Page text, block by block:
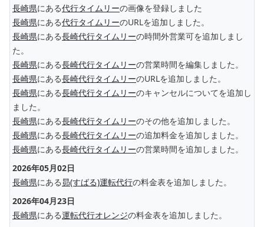
長崎県にある代行タイムリーの画像を登録しました
長崎県にある代行タイムリーのURLを追加しました。
長崎県にある長崎代行タイムリーの時間外営業可を追加しまし
た。
長崎県にある長崎代行タイムリーの営業時間を編集しました。
長崎県にある長崎代行タイムリーのURLを追加しました。
長崎県にある長崎代行タイムリーのキャンセルについてを追加し
ました。
長崎県にある長崎代行タイムリーのその他を追加しました。
長崎県にある長崎代行タイムリーの追加料金を追加しました。
長崎県にある長崎代行タイムリーの営業時間を追加しました。
2026年05月02日
長崎県にある 昴(すばる)運転代行の料金表を追加しました。
2026年04月23日
長崎県にある運転代行オレンジの料金表を追加しました。